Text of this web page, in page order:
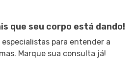
que seu corpo está dando!
para entender a
Marque sua consulta já!